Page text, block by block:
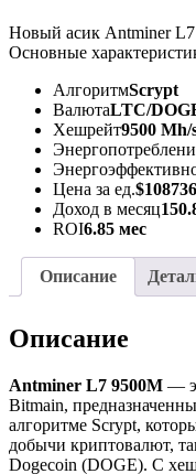
Новый асик Antminer
Основные
АлгоритмScrypt
ВалютаLTC/
Хешрейт9500 Mh/
Цена за ед.
Доход в месяц
ROI6.85 мес
Описание
Описание
Antminer L7 9500M —
Bitmain,
алгоритме Scrypt,
добычи криптовалют,
Dogecoin (DOGE). С